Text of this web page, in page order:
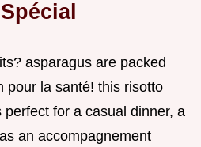
asparagus are packed
pour la santé! this risotto
for a casual dinner, a
an accompagnement